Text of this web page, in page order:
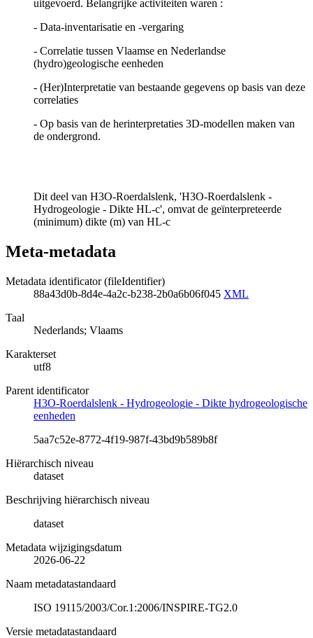
uitgevoerd. Belangrijke activiteiten waren :
- Data-inventarisatie en -vergaring
- Correlatie tussen Vlaamse en Nederlandse
(hydro)geologische eenheden
- (Her)Interpretatie van bestaande gegevens op basis van deze
correlaties
- Op basis van de herinterpretaties 3D-modellen maken van
de ondergrond.
Dit deel van H3O-Roerdalslenk, 'H3O-Roerdalslenk -
Hydrogeologie - Dikte HL-c', omvat de geïnterpreteerde
(minimum) dikte (m) van HL-c
Meta-metadata
Metadata identificator (fileIdentifier)
88a43d0b-8d4e-4a2c-b238-2b0a6b06f045 XML
Taal
Nederlands; Vlaams
Karakterset
utf8
Parent identificator
H3O-Roerdalslenk - Hydrogeologie - Dikte hydrogeologische
eenheden
5aa7c52e-8772-4f19-987f-43bd9b589b8f
Hiërarchisch niveau
dataset
Beschrijving hiërarchisch niveau
dataset
Metadata wijzigingsdatum
2026-06-22
Naam metadatastandaard
ISO 19115/2003/Cor.1:2006/INSPIRE-TG2.0
Versie metadatastandaard